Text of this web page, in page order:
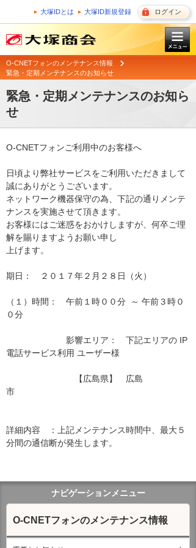
大塚IDとは 大塚ID新規登録 ログイン
O-CNETフォンのメンテナンス情報
緊急・定期メンテナンスのお知らせ
緊急・定期メンテナンスのお知ら
せ
O-CNETフォンご利用中のお客様へ
日頃より弊社サービスをご利用いただきまして
誠にありがとうございます。
ネットワーク機器保守の為、下記の通りメンテ
ナンスを実施させて頂きます。
お客様にはご迷惑をおかけしますが、何卒ご理
解を賜りますようお願い申し
上げます。
期日：　２０１７年２月２８日（火）
（１）時間：　午前１時００分  ～ 午前３時０
０分
影響エリア：　下記エリアの IP
電話サービス利用 ユーザー様
【広島県】　広島
市
詳細内容　：上記メンテナンス時間中、最大５
分間の通信断が発生します。
ナビゲーションメニュー
O-CNETフォンのメンテナンス情報